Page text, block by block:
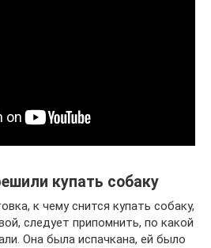
купать собаку
к чему снится купать собаку,
следует припомнить, по какой
Она была испачкана, ей было